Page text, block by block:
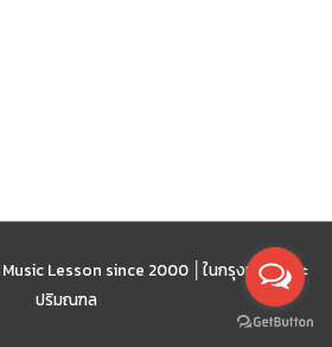
Lesson since 2000 │ ในกรุงเทพฯ และ
ปริมณฑล